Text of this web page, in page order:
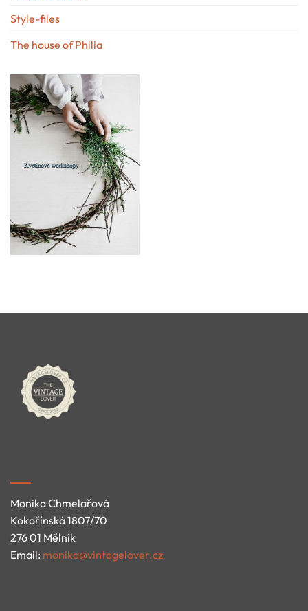
Style-files
The house of Philia
Monika Chmelařová
Kokořínská 1807/70
276 01 Mělník
Email: monika@vintagelover.cz